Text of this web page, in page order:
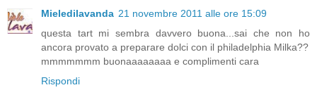
Mieledilavanda 21 novembre 2011 alle ore 15:09
questa tart mi sembra davvero buona...sai che non ho
ancora provato a preparare dolci con il philadelphia Milka??
mmmmmmm buonaaaaaaaa e complimenti cara
Rispondi